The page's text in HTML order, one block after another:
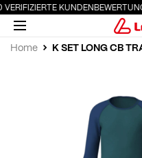
Home K SET LONG CB